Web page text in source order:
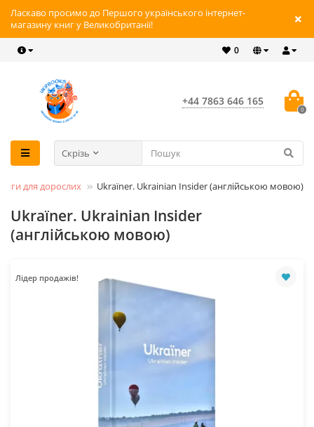
Ласкаво просимо до Першого українського інтернет-
магазину книг у Великобританії!
0
+44 7863 646 165
0
Скрізь
для дорослих Ukraїner. Ukrainian Insider (англійською мовою)
Ukraїner. Ukrainian Insider
(англійською мовою)
Лідер продажів!